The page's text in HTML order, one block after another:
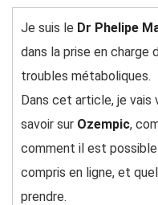
Je suis le Dr Phelipe
dans la prise en
troubles métaboliques.
Dans cet article, je vais
savoir sur Ozempic,
comment il est possible
compris en ligne, et
prendre.